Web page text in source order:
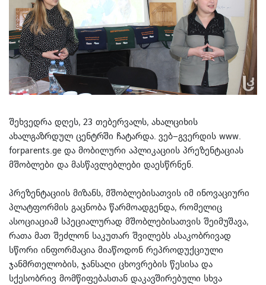
შეხვედრა დღეს, 23 თებერვალს, ახალციხის
ახალგაზრდულ ცენტრში ჩატარდა. ვებ–გვერდის www.
forparents.ge და მობილური აპლიკაციის პრეზენტაციას
მშობლები და მასწავლებლები დაესწრნენ.
პრეზენტაციის მიზანს, მშობლებისათვის იმ ინოვაციური
პლატფორმის გაცნობა წარმოადგენდა, რომელიც
ასოციაციამ სპეციალურად მშობლებისათვის შეიმუშავა,
რათა მათ შეძლონ საკუთარ შვილებს ასაკობრივად
სწორი ინფორმაცია მიაწოდონ რეპროდუქციული
ჯანმრთელობის, ჯანსაღი ცხოვრების წესისა და
სქესობრივ მომწიფებასთან დაკავშირებული სხვა